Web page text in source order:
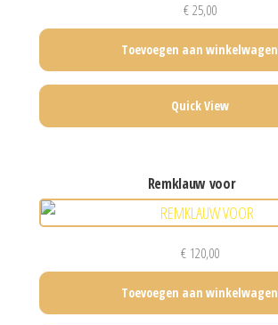
€25,00
Toevoegen aan winkelwagen
Quick View
remklauw voor
€120,00
Toevoegen aan winkelwagen